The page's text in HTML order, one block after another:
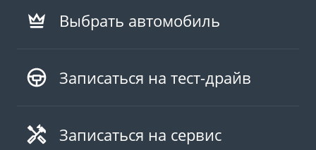
Выбрать автомобиль
Записаться на тест-драйв
Записаться на сервис